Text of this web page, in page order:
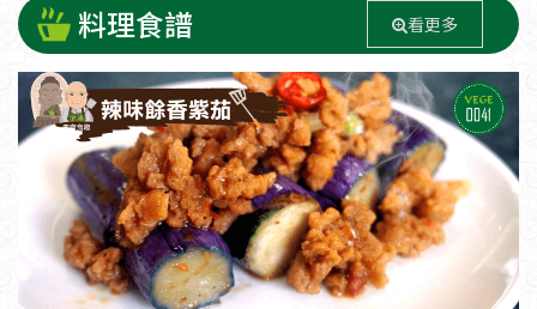
料理食譜 看更多